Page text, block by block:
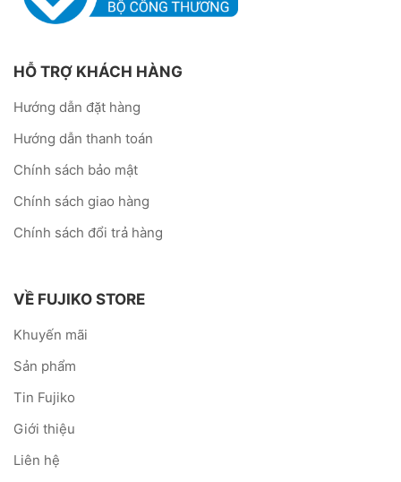
HỖ TRỢ KHÁCH HÀNG
Hướng dẫn đặt hàng
Hướng dẫn thanh toán
Chính sách bảo mật
Chính sách giao hàng
Chính sách đổi trả hàng
VỀ FUJIKO STORE
Khuyến mãi
Sản phẩm
Tin Fujiko
Giới thiệu
Liên hệ